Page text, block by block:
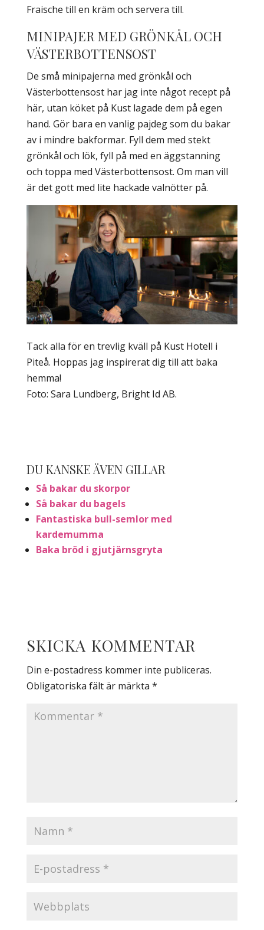
Fraische till en kräm och servera till.
MINIPAJER MED GRÖNKÅL OCH
VÄSTERBOTTENSOST
De små minipajerna med grönkål och
Västerbottensost har jag inte något recept på
här, utan köket på Kust lagade dem på egen
hand. Gör bara en vanlig pajdeg som du bakar
av i mindre bakformar. Fyll dem med stekt
grönkål och lök, fyll på med en äggstanning
och toppa med Västerbottensost. Om man vill
är det gott med lite hackade valnötter på.
Tack alla för en trevlig kväll på Kust Hotell i
Piteå. Hoppas jag inspirerat dig till att baka
hemma!
Foto: Sara Lundberg, Bright Id AB.
DU KANSKE ÄVEN GILLAR
Så bakar du skorpor
Så bakar du bagels
Fantastiska bull-semlor med
kardemumma
Baka bröd i gjutjärnsgryta
SKICKA KOMMENTAR
Din e-postadress kommer inte publiceras.
Obligatoriska fält är märkta *